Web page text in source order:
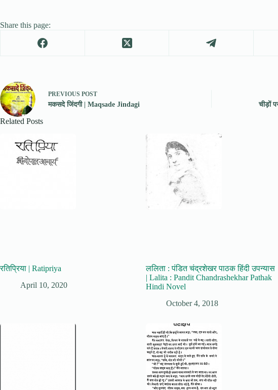
Share this page:
PREVIOUS POST
मकसदे जिंदगी | Maqsade Jindagi चीड़ों
Related Posts
रतिप्रिया | Ratipriya
April 10, 2020
ललिता : पंडित चंद्रशेखर पाठक हिंदी उपन्यास
| Lalita : Pandit Chandrashekhar Pathak
Hindi Novel
October 4, 2018